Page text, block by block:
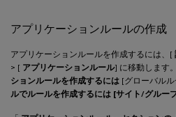
アプリケーションルールの作成
アプリケーションルールを作成するには、[
> [ アプリケーションルール] に移動します。
ションルールを作成するには [グローバル
ルでルールを作成するには [サイト/グルー